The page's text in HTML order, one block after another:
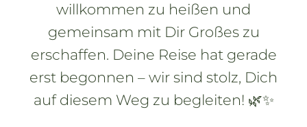
willkommen zu heißen und
gemeinsam mit Dir Großes zu
erschaffen. Deine Reise hat gerade
erst begonnen – wir sind stolz, Dich
auf diesem Weg zu begleiten! 🌿✨